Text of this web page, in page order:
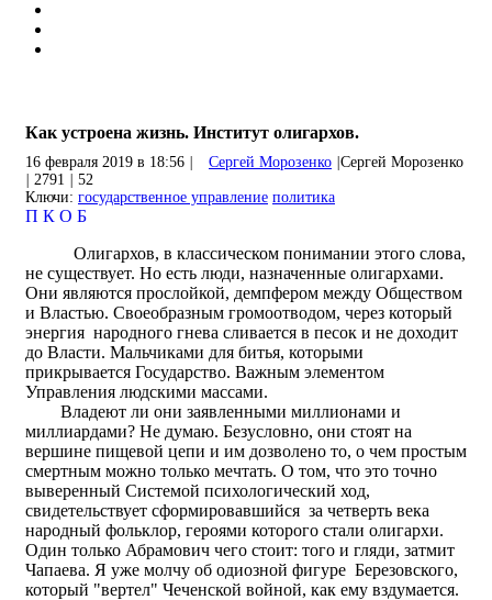
Как устроена жизнь. Институт олигархов.
16 февраля 2019 в 18:56 Сергей Морозенко Сергей Морозенко
2791
52
Ключи: государственное управление политика
П К О Б
Олигархов, в классическом понимании этого слова,
не существует. Но есть люди, назначенные олигархами.
Они являются прослойкой, демпфером между Обществом
и Властью. Своеобразным громоотводом, через который
энергия народного гнева сливается в песок и не доходит
до Власти. Мальчиками для битья, которыми
прикрывается Государство. Важным элементом
Управления людскими массами.
Владеют ли они заявленными миллионами и
миллиардами? Не думаю. Безусловно, они стоят на
вершине пищевой цепи и им дозволено то, о чем простым
смертным можно только мечтать. О том, что это точно
выверенный Системой психологический ход,
свидетельствует сформировавшийся за четверть века
народный фольклор, героями которого стали олигархи.
Один только Абрамович чего стоит: того и гляди, затмит
Чапаева. Я уже молчу об одиозной фигуре Березовского,
который "вертел" Чеченской войной, как ему вздумается.